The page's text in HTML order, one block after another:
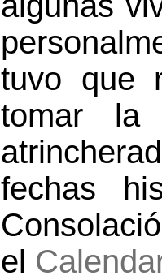
tuvo que
tomar la
fechas
el